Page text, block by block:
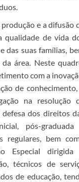
e a difusão
qualidade de vida
das suas famílias,
área. Neste
com a
de
na resolução
dos direitos
pós-graduada
regulares, bem
Especial dirigida
técnicos de
de educação,